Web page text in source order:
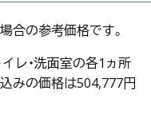
合の参考価格です。
レ・洗面室の各1ヵ所
みの価格は504,777円